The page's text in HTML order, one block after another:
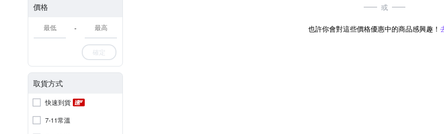
價格
-
確定
取貨方式
快速到貨
7-11常溫
或
也許你會對這些價格優惠中的商品感興趣！